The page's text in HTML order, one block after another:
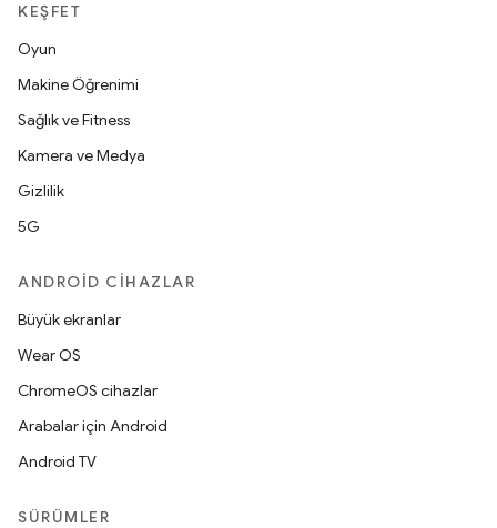
KEŞFET
Oyun
Makine Öğrenimi
Sağlık ve Fitness
Kamera ve Medya
Gizlilik
5G
ANDROID CIHAZLAR
Büyük ekranlar
Wear OS
ChromeOS cihazlar
Arabalar için Android
Android TV
SÜRÜMLER